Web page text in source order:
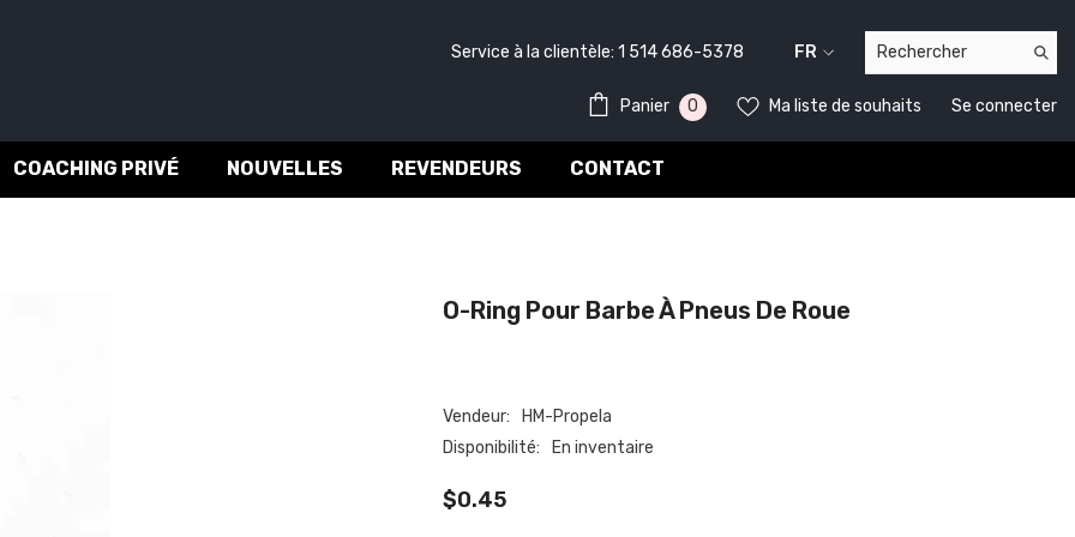
Service à la clientèle: 1 514 686-5378
FR
Panier 0 0
Ma liste de souhaits Se connecter
COACHING PRIVÉ NOUVELLES REVENDEURS CONTACT
O-Ring Pour Barbe À Pneus De Roue
Vendeur:
HM-Propela
Disponibilité:
En inventaire
$0.45